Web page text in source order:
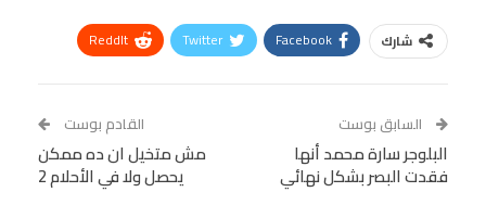
شارك Facebook
Twitter
ReddIt
Tumblr
البريد الإلكتروني
StumbleUpon
VK
Digg
LINE
BlackBerry
Viber
السابق بوست
البلوجر سارة محمد أنها
فقدت البصر بشكل نهائي
القادم بوست
مش متخيل ان ده ممكن
يحصل ولا في الأحلام 2